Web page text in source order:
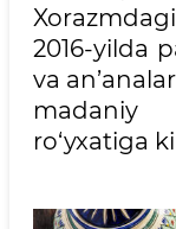
2016-yilda
va
madaniy
ro‘yxatiga